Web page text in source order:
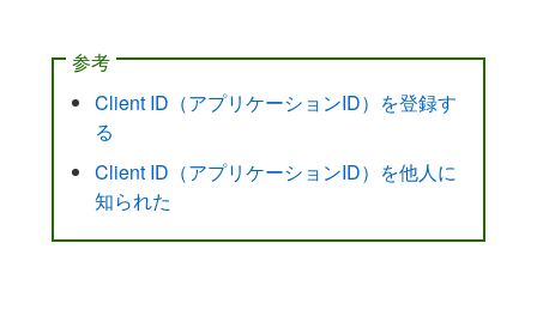
参考
Client ID（アプリケーションID）を登録す
る
Client ID（アプリケーションID）を他人に
知られた